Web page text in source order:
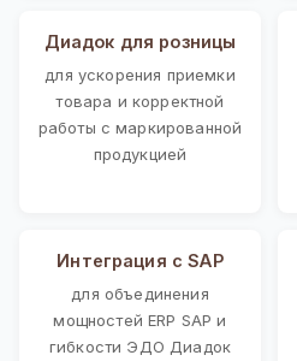
Диадок для розницы
для ускорения приемки
товара и корректной
работы с маркированной
продукцией
Интеграция с SAP
для объединения
мощностей ERP SAP и
гибкости ЭДО Диадок